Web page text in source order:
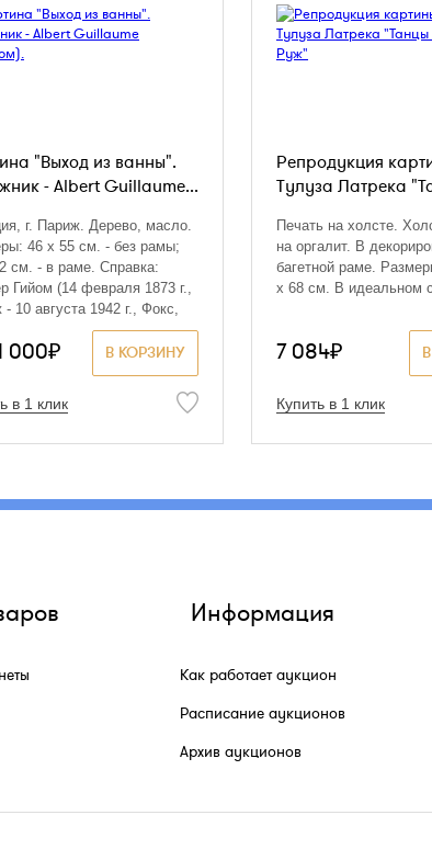
"Выход из ванны".
- Albert Guillaume...
г. Париж. Дерево, масло.
46 x 55 см. - без рамы;
см. - в раме. Справка:
Гийом (14 февраля 1873 г.,
- 10 августа 1942 г., Фокс,
- французский художник
А. Гийом был
карикатуристом,
рекламными плакатами,
журналах, таких
на открытках.
А. Гийома
В КОРЗИНУ
000₽
в 1 клик
Репродукция
Тулуза Латрека
Печать на холсте.
на оргалит. В
багетной раме.
х 68 см. В идеальном
7 084₽
Купить в 1 клик
Информация
Как работает аукцион
Расписание аукционов
Архив аукционов